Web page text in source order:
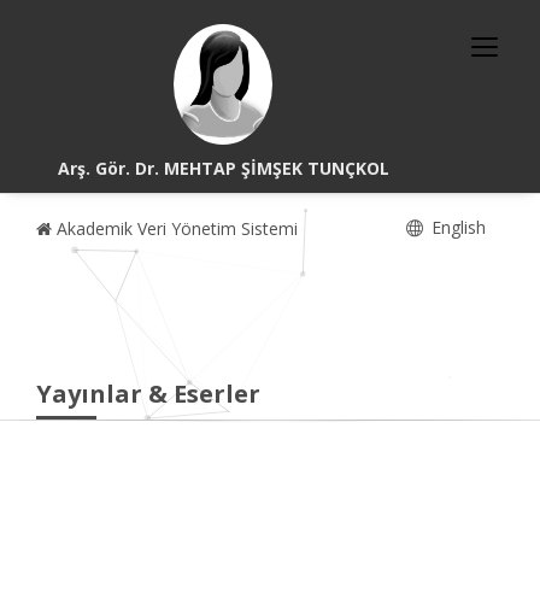
Arş. Gör. Dr. MEHTAP ŞİMŞEK TUNÇKOL
Akademik Veri Yönetim Sistemi English
Yayınlar & Eserler